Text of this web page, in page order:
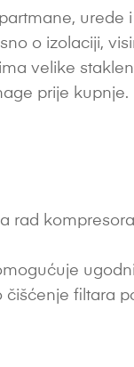
o izolaciji,
velike
prije kupnje.
rad
čišćenje filtara